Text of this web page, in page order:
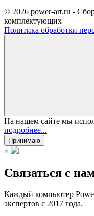
© 2026 power-art.ru -
комплектующих
Политика обработки
На нашем сайте мы
подробнее...
Принимаю
×
Связаться с
Каждый компьютер
экспертов с 2017 года.